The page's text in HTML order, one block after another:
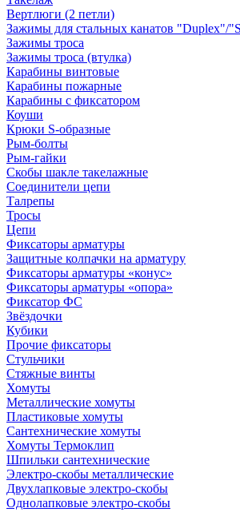
Вертлюги (2 петли)
Зажимы для стальных канатов "Duplex"/
Зажимы троса
Зажимы троса (втулка)
Карабины винтовые
Карабины пожарные
Карабины с фиксатором
Коуши
Крюки S-образные
Рым-болты
Рым-гайки
Скобы шакле такелажные
Соединители цепи
Талрепы
Тросы
Цепи
Фиксаторы арматуры
Защитные колпачки на арматуру
Фиксаторы арматуры «конус»
Фиксаторы арматуры «опора»
Фиксатор ФС
Звёздочки
Кубики
Прочие фиксаторы
Стульчики
Стяжные винты
Хомуты
Металлические хомуты
Пластиковые хомуты
Сантехнические хомуты
Хомуты Термоклип
Шпильки сантехнические
Электро-скобы металлические
Двухлапковые электро-скобы
Однолапковые электро-скобы